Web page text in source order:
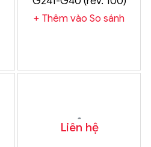
Chính Hãng
Thêm vào So sánh
Liên hệ